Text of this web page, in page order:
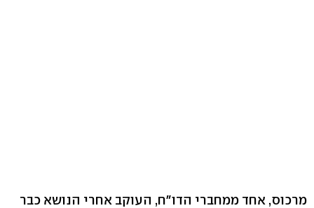
מרכוס, אחד ממחברי הדו"ח, העוקב אחרי הנושא כבר